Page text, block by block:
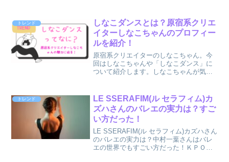
トレンド
しなこダンスとは？原宿系クリエ
イターしなこちゃんのプロフィー
ルを紹介！
原宿系クリエイターのしなこちゃん。今
回はしなこちゃんや「しなこダンス」に
ついて紹介します。しなこちゃんが気に
トレンド
LE SSERAFIM(ル セラフィム)カ
ズハさんのバレエの実力は？すご
い方だった！
LE SSERAFIM(ル セラフィム)カズハさん
のバレエの実力は？中村一葉さんはバレ
エの世界でもすごい方だった！ＫＰＯＰ